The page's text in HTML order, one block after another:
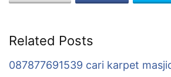
Related Posts
087877691539 cari karpet